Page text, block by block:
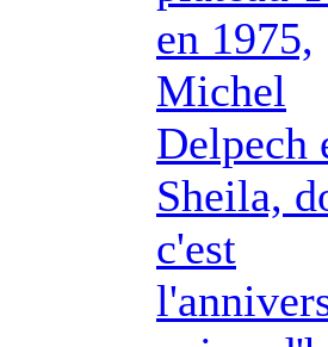
en 1975,
Michel
Delpech
Sheila,
c'est